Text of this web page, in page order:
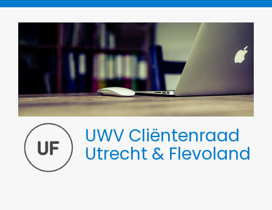
UWV Cliëntenraad
Utrecht & Flevoland